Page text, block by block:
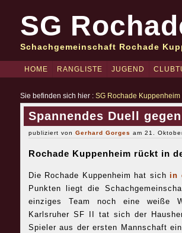
SG
Schachgemeinschaft Rochade
HOME RANGLISTE JUGEND
Sie befinden sich hier : SG Rochade Kuppenheim
Spannendes Duell
publiziert von Gerhard Gorges am 21.
Rochade Kuppenheim rückt in
Die Rochade Kuppenheim hat sich in
Punkten liegt die
einziges Team noch eine weiße
Karlsruher SF II tat sich der
Spieler aus der ersten Mannschaft